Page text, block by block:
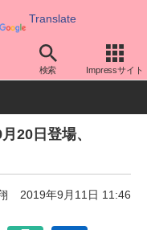
Translate
検索 Impressサイト
20日登場、
2019年9月11日 11:46